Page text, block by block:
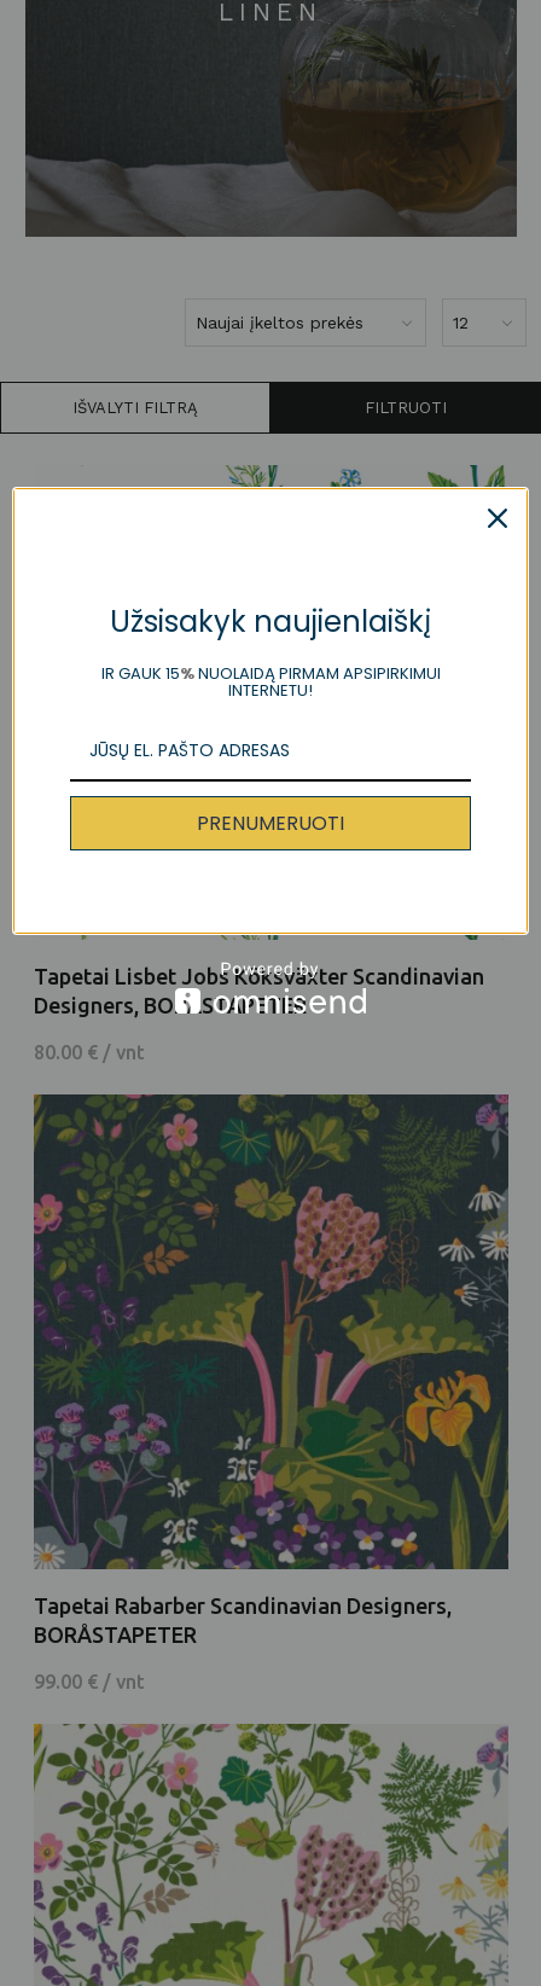
LINEN
IŠVALYTI FILTRĄ FILTRUOTI
Tapetai Lisbet Jobs Köksväxter Scandinavian
Designers, BORÅSTAPETER
80.00 € / vnt
Tapetai Rabarber Scandinavian Designers,
BORÅSTAPETER
99.00 € / vnt
Užsisakyk naujienlaiškį
IR GAUK 15%NUOLAIDĄ PIRMAM APSIPIRKIMUI
INTERNETU!
PRENUMERUOTI